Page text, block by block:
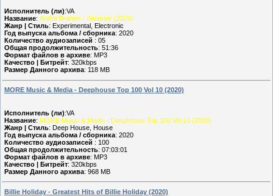
Исполнитель (ли):VA
Название: Andre Bratten - Silvester (2020)
Жанр | Стиль: Experimental, Electronic
Год выпуска альбома / сборника: 2020
Количество аудиозаписей : 05
Общая продолжительность: 51:36
Формат файлов в архиве: MP3
Качество | Битрейт: 320kbps
Размер Данного архива: 118 MB
MORE Music & Media - Deephouse Top 100 Vol 10 (2020)
Исполнитель (ли):VA
Название: MORE Music & Media - Deephouse Top 100 Vol 10 (2020)
Жанр | Стиль: Deep House, House
Год выпуска альбома / сборника: 2020
Количество аудиозаписей : 100
Общая продолжительность: 07:03:01
Формат файлов в архиве: MP3
Качество | Битрейт: 320kbps
Размер Данного архива: 968 MB
Billie Holiday - Greatest Hits of Billie Holiday (2020)